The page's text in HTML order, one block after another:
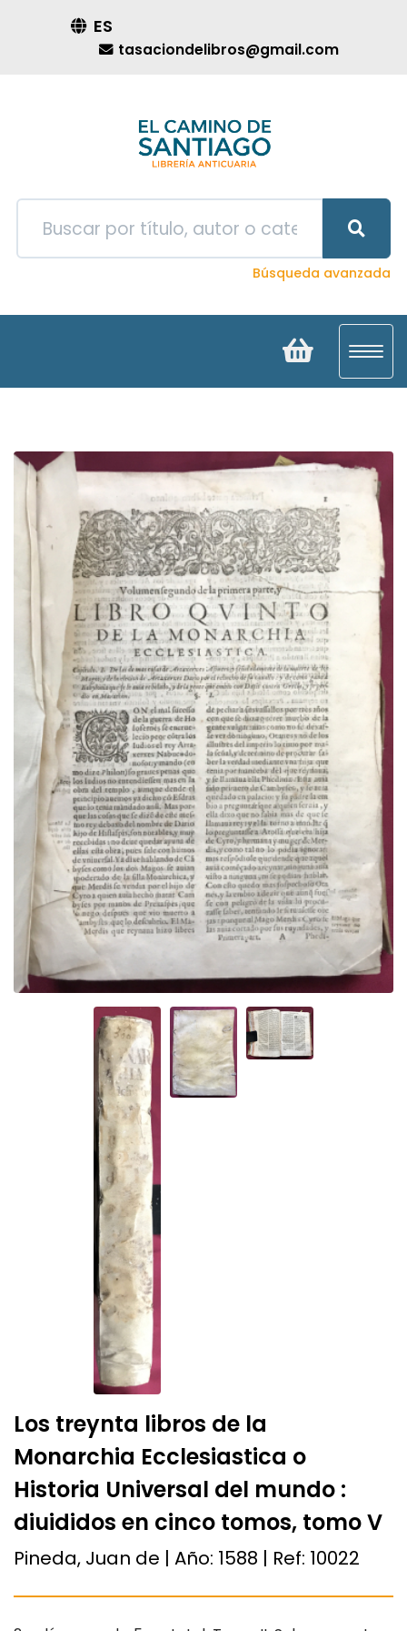
ES
tasaciondelibros@gmail.com
Búsqueda avanzada
Los treynta libros de la
Monarchia Ecclesiastica o
Historia Universal del mundo :
diuididos en cinco tomos, tomo V
Pineda, Juan de | Año: 1588 | Ref: 10022